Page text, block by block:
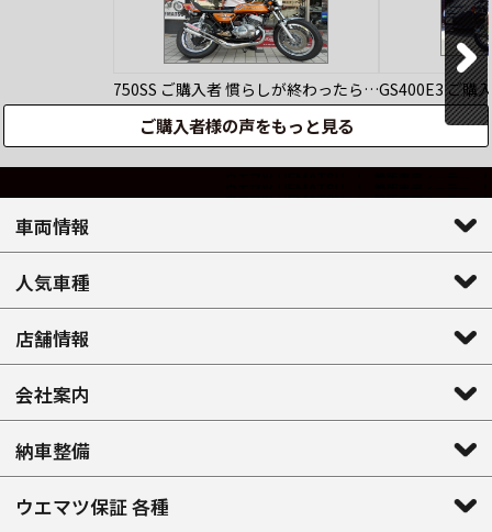
750SS ご購入者慣らしが終わったら…GS400E3ご購
ご購入者様の声をもっと見る
車両情報
人気車種
店舗情報
会社案内
納車整備
ウエマツ保証 各種